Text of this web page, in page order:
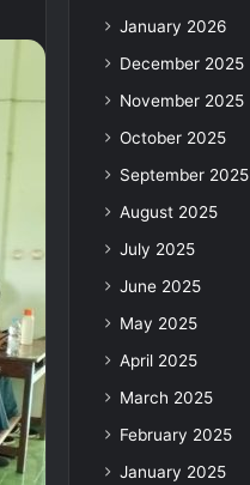
January 2026
December 2025
November 2025
October 2025
September 2025
August 2025
July 2025
June 2025
May 2025
April 2025
March 2025
February 2025
January 2025